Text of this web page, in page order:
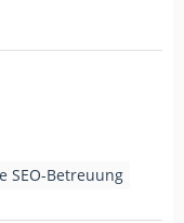
SEO-Betreuung